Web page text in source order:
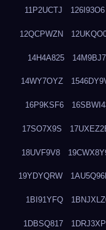
11P2UCTJ 126I93O6
12QCPWZN
14H4A825
14WY7OYZ
16P9KSF6
17SO7X9S
18UVF9V8
19YDYQRW
1BI91YFQ
1DBSQ817